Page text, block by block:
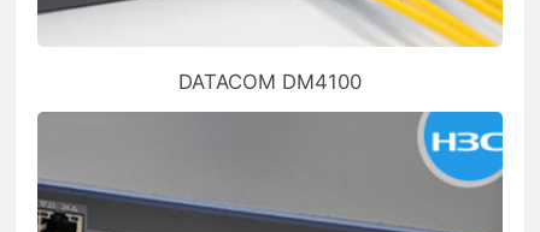
DATACOM DM4100